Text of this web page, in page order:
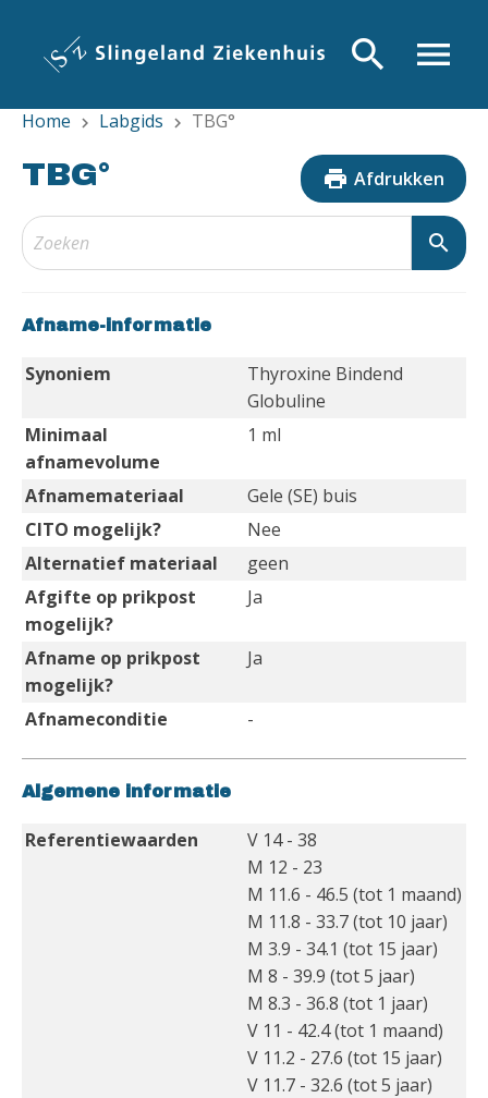
inhoud
menu
search
Home chevron_right Labgids chevron_right TBG°
TBG° print Afdrukken
search
Afname-informatie
Synoniem
Thyroxine Bindend
Globuline
Minimaal
afnamevolume
1 ml
Afnamemateriaal
Gele (SE) buis
CITO mogelijk?
Nee
Alternatief materiaal
geen
Afgifte op prikpost
mogelijk?
Ja
Afname op prikpost
mogelijk?
Ja
Afnameconditie -
Algemene informatie
Referentiewaarden
V 14 - 38
M 12 - 23
M 11.6 - 46.5 (tot 1 maand)
M 11.8 - 33.7 (tot 10 jaar)
M 3.9 - 34.1 (tot 15 jaar)
M 8 - 39.9 (tot 5 jaar)
M 8.3 - 36.8 (tot 1 jaar)
V 11 - 42.4 (tot 1 maand)
V 11.2 - 27.6 (tot 15 jaar)
V 11.7 - 32.6 (tot 5 jaar)